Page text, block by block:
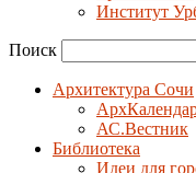
Институт
Поиск
Архитектура Сочи
АС.Вестник
Библиотека
Идеи для